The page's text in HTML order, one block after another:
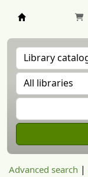
Advanced search